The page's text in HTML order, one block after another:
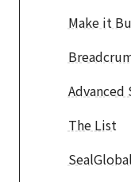
Make it
The List